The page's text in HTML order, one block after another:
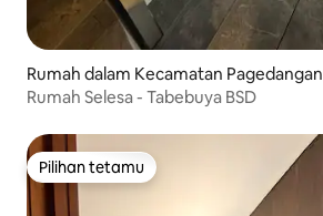
Rumah dalam Kecamatan Pagedangan
Rumah Selesa - Tabebuya BSD
Pilihan tetamu
Pilihan tetamu